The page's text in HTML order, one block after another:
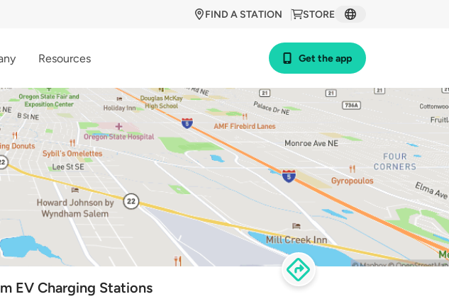
STORE
FIND A STATION
Resources Get the app
EV Charging Stations